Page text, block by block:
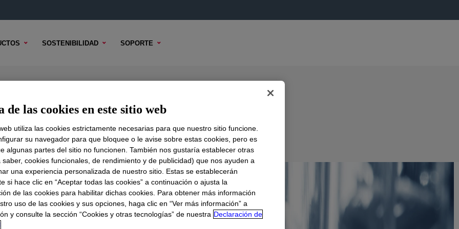
SOSTENIBILIDAD SOPORTE
TÉCNICO OPCIONES DE MUESTRA OPCIONES DE COMPRA
de las cookies en este sitio web
utiliza las cookies estrictamente necesarias para que nuestro sitio funcione.
su navegador para que bloquee o le avise sobre estas cookies, pero es
algunas partes del sitio no funcionen. También nos gustaría establecer otras
saber, cookies funcionales, de rendimiento y de publicidad) que nos ayuden a
una experiencia personalizada de nuestro sitio. Estas se establecerán
si hace clic en “Aceptar todas las cookies” a continuación o ajusta la
de las cookies para habilitar dichas cookies. Para obtener más información
uso de las cookies y sus opciones, haga clic en “Ver más información” a
y consulte la sección “Cookies y otras tecnologías” de nuestra Declaración de